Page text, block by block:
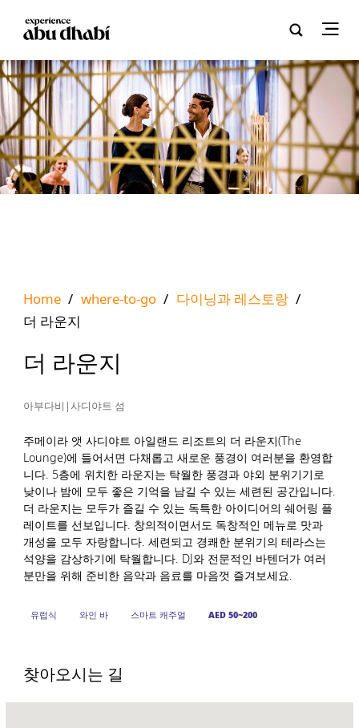
Home / where-to-go / 다이닝과 레스토랑 /
더 라운지
더 라운지
아부다비|사디야트 섬
주메이라 앳 사디야트 아일랜드 리조트의 더 라운지(The
Lounge)에 들어서면 다채롭고 새로운 풍경이 여러분을 환영합
니다. 5층에 위치한 라운지는 탁월한 풍경과 야외 분위기기로
낮이나 밤에 모두 좋은 기억을 남길 수 있는 세련된 공간입니다.
더 라운지는 모두가 즐길 수 있는 독특한 아이디어의 쉐어링 플
레이트를 선보입니다. 창의적이면서도 독창적인 메뉴로 맛과
개성을 모두 자랑합니다. 세련되고 경쾌한 분위기의 테라스는
석양을 감상하기에 탁월합니다. DJ와 전문적인 바텐더가 여러
분만을 위해 준비한 음악과 음료를 마음껏 즐겨보세요.
유럽식 와인 바 스마트 캐주얼 AED 50~200
찾아오시는 길